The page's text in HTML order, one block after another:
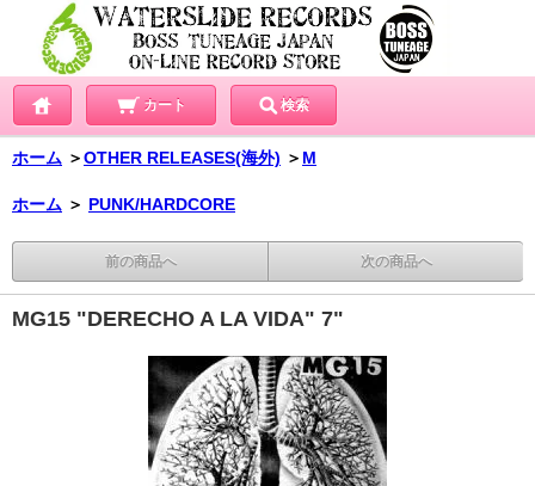
カート 検索
ホーム ＞OTHER RELEASES(海外) ＞ M
ホーム ＞ PUNK/HARDCORE
前の商品へ 次の商品へ
MG15 "DERECHO A LA VIDA" 7"